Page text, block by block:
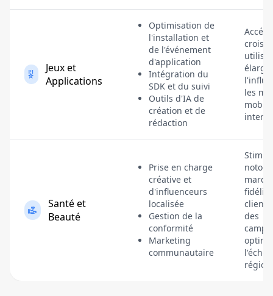
Jeux et
Applications
Optimisation de
l'installation et
de l'événement
d'application
Intégration du
SDK et du suivi
Outils d'IA de
création et de
rédaction
élargit
les
Santé et
Beauté
Prise en charge
créative et
d'influenceurs
localisée
Gestion de la
conformité
Marketing
communautaire
clients
des